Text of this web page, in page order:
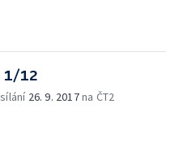
1/12
26. 9. 2017na ČT2